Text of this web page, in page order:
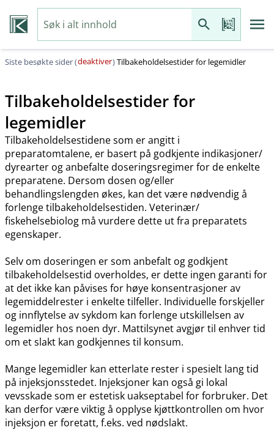
Siste besøkte sider (deaktiver)Tilbakeholdelsestider for legemidler
Tilbakeholdelsestider for
legemidler
Tilbakeholdelsestidene som er angitt i
preparatomtalene, er basert på godkjente indikasjoner​/​
dyrearter og anbefalte doseringsregimer for de enkelte
preparatene. Dersom dosen og​/​eller
behandlingslengden økes, kan det være nødvendig å
forlenge tilbakeholdelsestiden. Veterinær​/​
fiskehelsebiolog må vurdere dette ut fra preparatets
egenskaper.
Selv om doseringen er som anbefalt og godkjent
tilbakeholdelsestid overholdes, er dette ingen garanti for
at det ikke kan påvises for høye konsentrasjoner av
legemiddelrester i enkelte tilfeller. Individuelle forskjeller
og innflytelse av sykdom kan forlenge utskillelsen av
legemidler hos noen dyr. Mattilsynet avgjør til enhver tid
om et slakt kan godkjennes til konsum.
Mange legemidler kan etterlate rester i spesielt lang tid
på injeksjonsstedet. Injeksjoner kan også gi lokal
vevsskade som er estetisk uakseptabel for forbruker. Det
kan derfor være viktig å opplyse kjøttkontrollen om hvor
injeksjon er foretatt, f.eks. ved nødslakt.